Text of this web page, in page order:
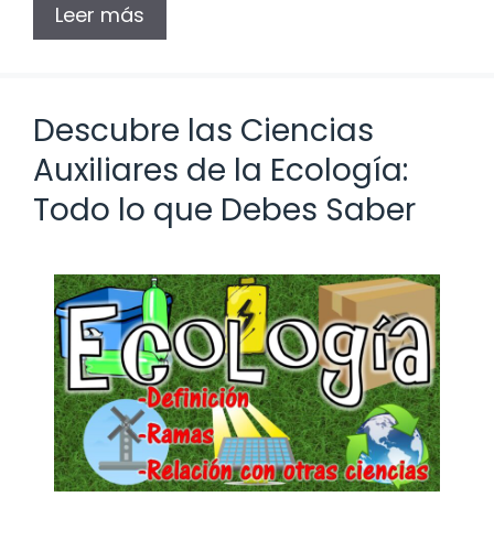
Leer más
Descubre las Ciencias
Auxiliares de la Ecología:
Todo lo que Debes Saber